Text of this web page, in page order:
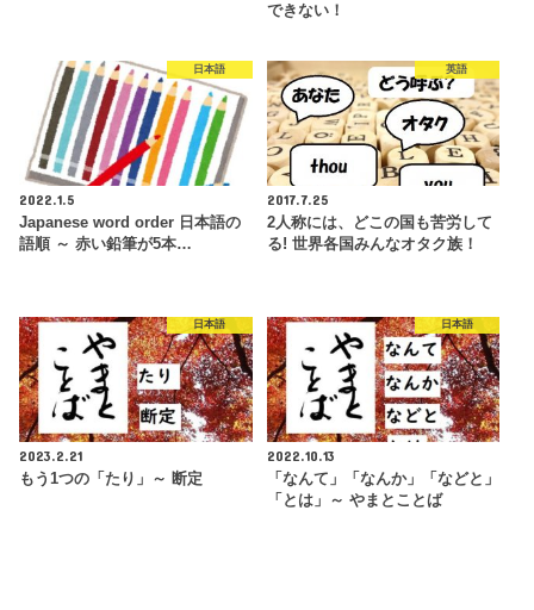
できない！
日本語
2022.1.5
Japanese word order 日本語の
語順 ～ 赤い鉛筆が5本…
英語
2017.7.25
2人称には、どこの国も苦労して
る! 世界各国みんなオタク族！
日本語
2023.2.21
もう1つの「たり」～ 断定
日本語
2022.10.13
「なんて」「なんか」「などと」
「とは」～ やまとことば